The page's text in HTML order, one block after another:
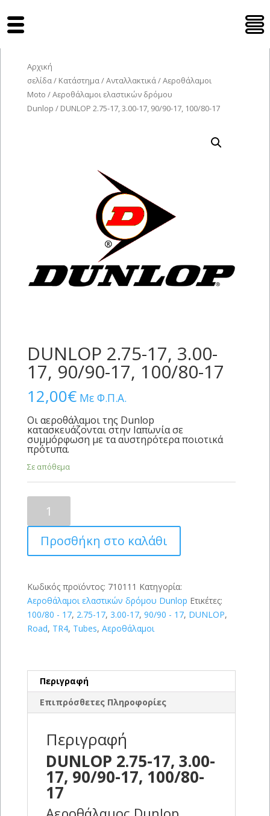
Αρχική
σελίδα/ Κατάστημα/Ανταλλακτικά/Αεροθάλαμοι
Moto /Αεροθάλαμοι ελαστικών δρόμου
Dunlop / DUNLOP 2.75-17, 3.00-17, 90/90-17, 100/80-17
DUNLOP 2.75-17, 3.00-
17, 90/90-17, 100/80-17
12,00€ Με Φ.Π.Α.
Οι αεροθάλαμοι της Dunlop
κατασκευάζονται στην Ιαπωνία σε
συμμόρφωση με τα αυστηρότερα ποιοτικά
πρότυπα.
Σε απόθεμα
17,
3.00-
17,
17,
100/80-
17
ποσότητα
Προσθήκη στο καλάθι
Κωδικός προϊόντος: 710111 Κατηγορία:
Αεροθάλαμοι ελαστικών δρόμου Dunlop Ετικέτες:
100/80 - 17, 2.75-17, 3.00-17, 90/90 - 17, DUNLOP,
Road, TR4, Tubes, Αεροθάλαμοι
Περιγραφή
Επιπρόσθετες Πληροφορίες
Περιγραφή
DUNLOP 2.75-17, 3.00-
17, 90/90-17, 100/80-
17